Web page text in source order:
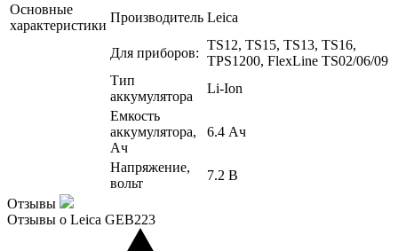
Основные
характеристики
Производитель Leica
Для приборов:
TS12, TS15, TS13, TS16,
TPS1200, FlexLine TS02/06/09
Тип
аккумулятора
Li-Ion
Емкость
аккумулятора,
Ач
6.4 Ач
Напряжение,
вольт
7.2 В
Отзывы
Отзывы о Leica GEB223